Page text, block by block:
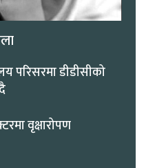
परिसरमा डीडीसीको
वृक्षारोपण